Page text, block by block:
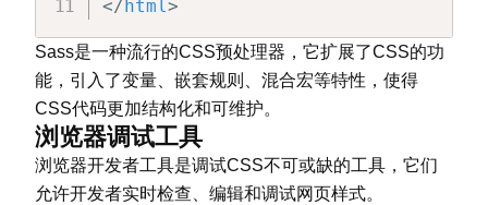
</ html>
Sass是一种流行的CSS预处理器，它扩展了CSS的功
能，引入了变量、嵌套规则、混合宏等特性，使得
CSS代码更加结构化和可维护。
浏览器调试工具
浏览器开发者工具是调试CSS不可或缺的工具，它们
允许开发者实时检查、编辑和调试网页样式。